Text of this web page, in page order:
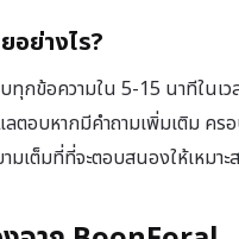
อย่างไร?
กข้อความใน 5-15 นาทีในเว
ตอบหากมีคำถามเพิ่มเติม ค
มเต็มที่ที่จะตอบสนองให้เหมา